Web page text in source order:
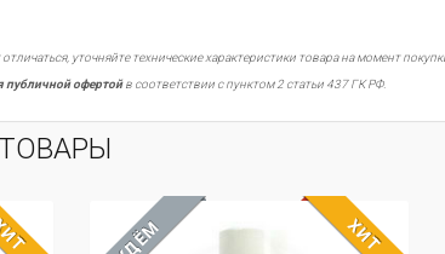
уточняйте технические характеристики товара на момент
публичной офертойв соответствии с пунктом 2 статьи 437 ГК РФ.
ХИТ